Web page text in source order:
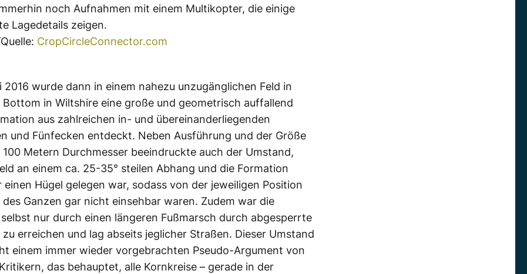
noch Aufnahmen mit einem Multikopter, die einige
Lagedetails zeigen.
CropCircleConnector.com
2016 wurde dann in einem nahezu unzugänglichen Feld in
Bottom in Wiltshire eine große und geometrisch auffallend
aus zahlreichen in- und übereinanderliegenden
und Fünfecken entdeckt. Neben Ausführung und der Größe
Metern Durchmesser beeindruckte auch der Umstand,
an einem ca. 25-35° steilen Abhang und die Formation
einen Hügel gelegen war, sodass von der jeweiligen Position
des Ganzen gar nicht einsehbar waren. Zudem war die
nur durch einen längeren Fußmarsch durch abgesperrte
erreichen und lag abseits jeglicher Straßen. Dieser Umstand
einem immer wieder vorgebrachten Pseudo-Argument von
das behauptet, alle Kornkreise – gerade in der